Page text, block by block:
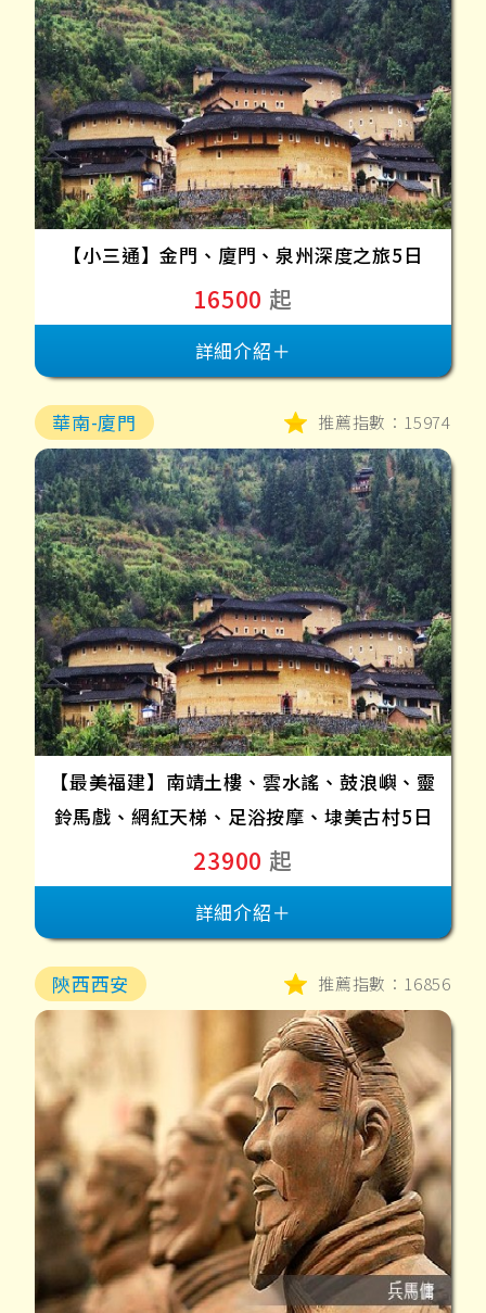
【小三通】金門、廈門、泉州深度之旅5日
16500 起
詳細介紹＋
華南-廈門 推薦指數：15974
【最美福建】南靖土樓、雲水謠、鼓浪嶼、靈
鈴馬戲、網紅天梯、足浴按摩、埭美古村5日
23900 起
詳細介紹＋
陝西西安 推薦指數：16856